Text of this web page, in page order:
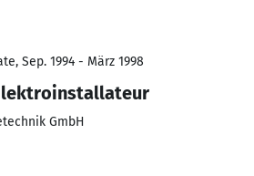
Sep. 1994 - März 1998
GmbH